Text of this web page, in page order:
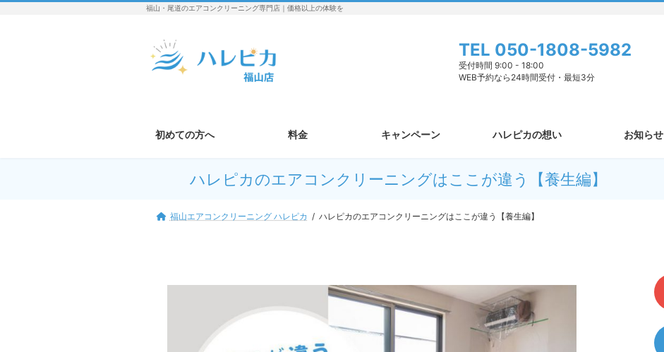
コ
ナ
福山・尾道のエアコンクリーニング専門店｜価格以上の体験を
TEL 050-1808-5982
受付時間 9:00 - 18:00
WEB予約なら24時間受付・最短3分
初めての方へ 料金 キャンペーン ハレピカの想い お知らせ
ハレピカのエアコンクリーニングはここが違う【養生編】
福山エアコンクリーニング ハレピカ ハレピカのエアコンクリーニングはここが違う【養生編】